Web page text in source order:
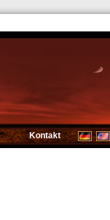
Kontakt